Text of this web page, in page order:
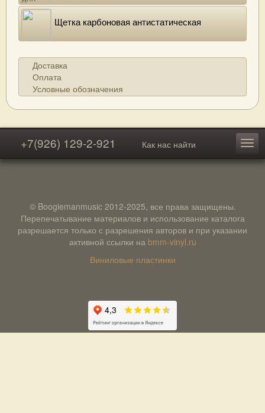
Щетка карбоновая антистатическая
Доставка
Оплата
Условные обозначения
+7(926) 129-2-921 Как нас найти
© Boogiemanmusic 2012-2025, все права защищены.
Перепечатывание материалов и использование каталога
разрешается только с разрешения авторов и при указании
активной ссылки на bmm-vinyl.ru
Виниловые пластинки